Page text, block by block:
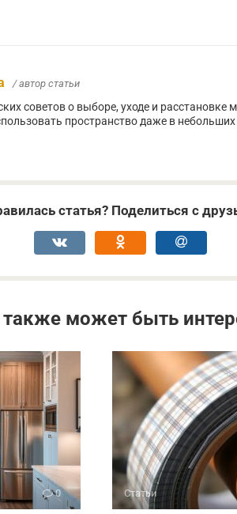
/ автор статьи
советов о выборе, уходе и расстановке
пространство даже в небольших
статья? Поделиться с
может быть
0 Статьи